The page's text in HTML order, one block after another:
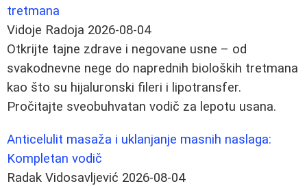
tretmana
Vidoje Radoja 2026-08-04
Otkrijte tajne zdrave i negovane usne – od
svakodnevne nege do naprednih bioloških tretmana
kao što su hijaluronski fileri i lipotransfer.
Pročitajte sveobuhvatan vodič za lepotu usana.
Anticelulit masaža i uklanjanje masnih naslaga:
Kompletan vodič
Radak Vidosavljević 2026-08-04